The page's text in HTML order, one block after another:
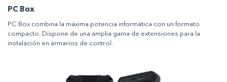
PC Box
PC Box combina la máxima potencia informática con un formato
compacto. Dispone de una amplia gama de extensiones para la
instalación en armarios de control.